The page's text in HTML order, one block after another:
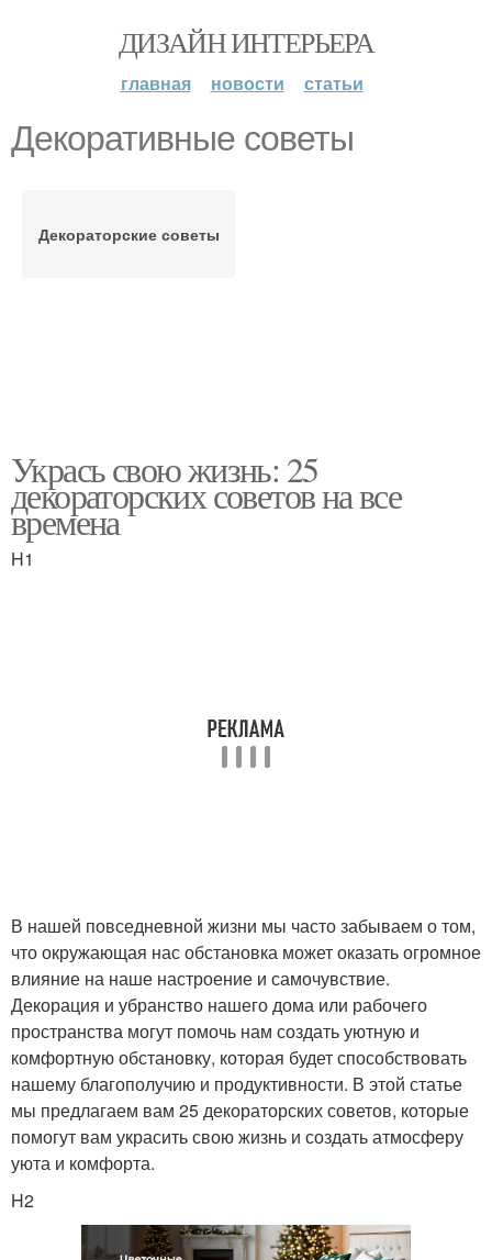
ДИЗАЙН ИНТЕРЬЕРА
главная новости статьи
Декоративные советы
Декораторские советы
Укрась свою жизнь: 25
декораторских советов на все
времена
H1
В нашей повседневной жизни мы часто забываем о том,
что окружающая нас обстановка может оказать огромное
влияние на наше настроение и самочувствие.
Декорация и убранство нашего дома или рабочего
пространства могут помочь нам создать уютную и
комфортную обстановку, которая будет способствовать
нашему благополучию и продуктивности. В этой статье
мы предлагаем вам 25 декораторских советов, которые
помогут вам украсить свою жизнь и создать атмосферу
уюта и комфорта.
H2